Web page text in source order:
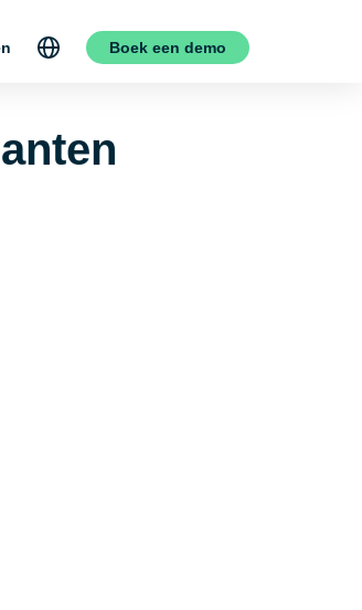
Boek een demo